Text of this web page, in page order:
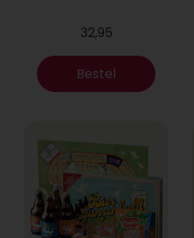
32,95
Bestel